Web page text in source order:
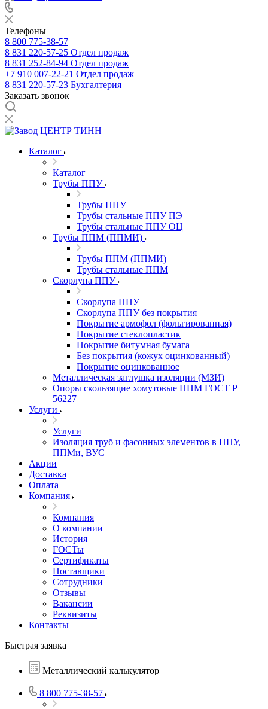
Телефоны
8 800 775-38-57
8 831 220-57-25 Отдел продаж
8 831 252-84-94 Отдел продаж
+7 910 007-22-21 Отдел продаж
8 831 220-57-23 Бухгалтерия
Заказать звонок
Каталог
Каталог
Трубы ППУ
Трубы ППУ
Трубы стальные ППУ ПЭ
Трубы стальные ППУ ОЦ
Трубы ППМ (ППМИ)
Трубы ППМ (ППМИ)
Трубы стальные ППМ
Скорлупа ППУ
Скорлупа ППУ
Скорлупа ППУ без покрытия
Покрытие армофол (фольгированная)
Покрытие стеклопластик
Покрытие битумная бумага
Без покрытия (кожух оцинкованный)
Покрытие оцинкованное
Металлическая заглушка изоляции (МЗИ)
Опоры скользящие хомутовые ППМ ГОСТ Р
56227
Услуги
Услуги
Изоляция труб и фасонных элементов в ППУ,
ППМи, ВУС
Акции
Доставка
Оплата
Компания
Компания
О компании
История
ГОСТы
Сертификаты
Поставщики
Сотрудники
Отзывы
Вакансии
Реквизиты
Контакты
Быстрая заявка
Металлический калькулятор
8 800 775-38-57